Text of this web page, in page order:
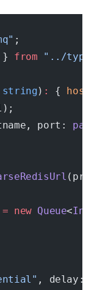
;
} from "../
string) : { host
port:
= new Queue<
, delay: